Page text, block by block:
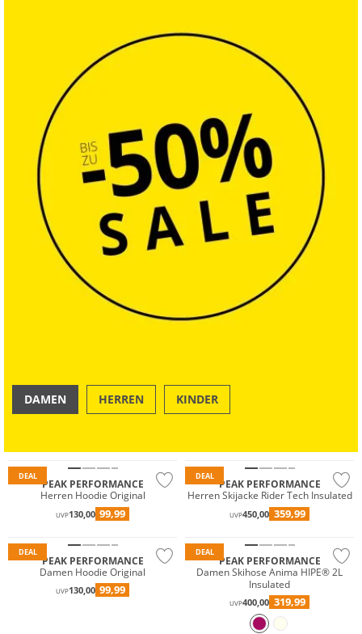
DAMEN HERREN KINDER
DEAL
PEAK PERFORMANCE
Herren Hoodie Original
UVP130,00 99,99
DEAL
PEAK PERFORMANCE
Herren Skijacke Rider Tech Insulated
UVP450,00 359,99
DEAL
PEAK PERFORMANCE
Damen Hoodie Original
UVP130,00 99,99
DEAL
Wasserfest
PEAK PERFORMANCE
Damen Skihose Anima HIPE® 2L
Insulated
UVP400,00 319,99